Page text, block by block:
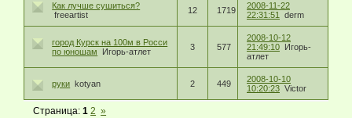
Как лучше сушиться?
freeartist
12 1719
2008-11-22
22:31:51
derm
город Курск на 100м в Росси
по юношам
Игорь-атлет 3 577
2008-10-12
21:49:10 Игорь-
атлет
руки kotyan 2 449
2008-10-10
10:20:23 Victor
Страница:1 2 »